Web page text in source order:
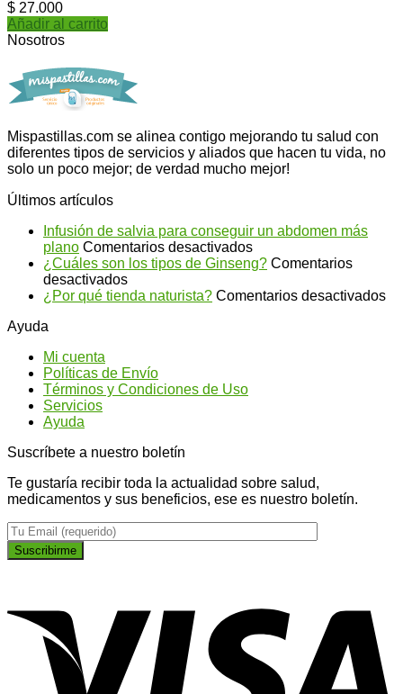
$ 27.000
Añadir al carrito
Nosotros
Mispastillas.com se alinea contigo mejorando tu salud con
diferentes tipos de servicios y aliados que hacen tu vida, no
solo un poco mejor; de verdad mucho mejor!
Últimos artículos
Infusión de salvia para conseguir un abdomen más
plano Comentarios desactivadosen
Infusión
salvia
¿Cuáles son los tipos de Ginseng? Comentarios
desactivadosen
¿Cuáles
Ginseng?
¿Por qué tienda naturista? Comentarios desactivadosen
Ayuda
Mi cuenta
Políticas de Envío
Términos y Condiciones de Uso
Servicios
Ayuda
Suscríbete a nuestro boletín
Te gustaría recibir toda la actualidad sobre salud,
medicamentos y sus beneficios, ese es nuestro boletín.